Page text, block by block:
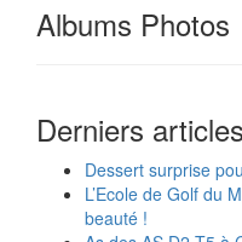
Albums Photos
Derniers articles
Dessert surprise
L’Ecole de Golf du
beauté !